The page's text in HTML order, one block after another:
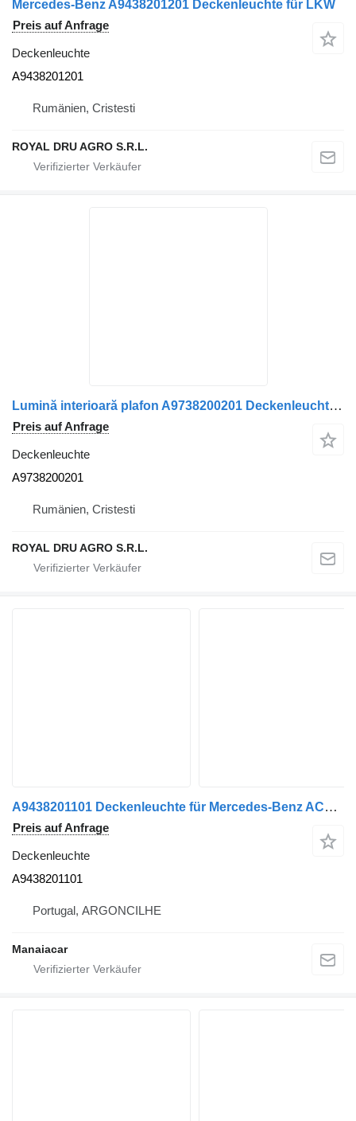
Mercedes-Benz A9438201201 Deckenleuchte für LKW
Preis auf Anfrage
Deckenleuchte
A9438201201
Rumänien, Cristesti
ROYAL DRU AGRO S.R.L.
Lumină interioară plafon A9738200201 Deckenleuchte für Mercedes-Benz LKW
Preis auf Anfrage
Deckenleuchte
A9738200201
Rumänien, Cristesti
ROYAL DRU AGRO S.R.L.
A9438201101 Deckenleuchte für Mercedes-Benz ACTROS MP4 | 11 Sattelzugmaschine
Preis auf Anfrage
Deckenleuchte
A9438201101
Portugal, ARGONCILHE
Manaiacar